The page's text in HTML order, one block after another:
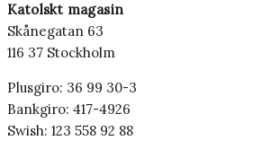
Katolskt magasin
Skånegatan 63
116 37 Stockholm
Plusgiro: 36 99 30-3
Bankgiro: 417-4926
Swish: 123 558 92 88